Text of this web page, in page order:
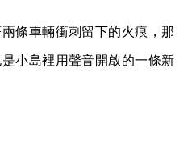
條車輛衝刺留下的火痕，那
小島裡用聲音開啟的一條新